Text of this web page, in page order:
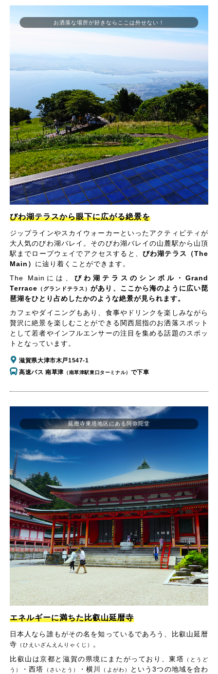
びわ湖テラスから眼下に広がる絶景を
ジップラインやスカイウォーカーといったアクティビティが
大人気のびわ湖バレイ。そのびわ湖バレイの山麓駅から山頂
駅までロープウェイでアクセスすると、 びわ湖テラス（The
Main） に辿り着くことができます。
The Mainには、 びわ湖テラスのシンボル・Grand
Terrace （グランドテラス）があり、ここから海のように広い琵
琶湖をひとり占めしたかのような絶景が見られます。
カフェやダイニングもあり、食事やドリンクを楽しみながら
贅沢に絶景を楽しむことができる関西屈指のお洒落スポット
として若者やインフルエンサーの注目を集める話題のスポッ
トとなっています。
滋賀県大津市木戸1547-1
高速バス 南草津 （南草津駅東口ターミナル） で下車
お洒落な場所が好きならここは外せない！
延暦寺東塔地区にある阿弥陀堂
エネルギーに満ちた比叡山延暦寺
日本人なら誰もがその名を知っているであろう、比叡山延暦
寺 （ひえいざんえんりゃくじ） 。
比叡山は京都と滋賀の県境にまたがっており、東塔
（とうど
う）
・西塔 （さいとう） ・横川 （よがわ） という3つの地域を合わ